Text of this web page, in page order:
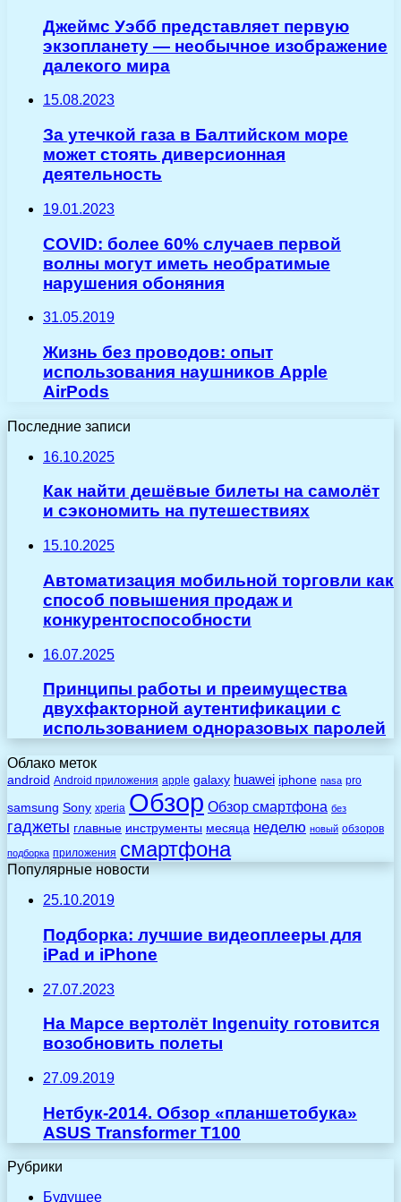
Джеймс Уэбб представляет первую
экзопланету — необычное изображение
далекого мира
15.08.2023
За утечкой газа в Балтийском море
может стоять диверсионная
деятельность
19.01.2023
COVID: более 60% случаев первой
волны могут иметь необратимые
нарушения обоняния
31.05.2019
Жизнь без проводов: опыт
использования наушников Apple
AirPods
Последние записи
16.10.2025
Как найти дешёвые билеты на самолёт
и сэкономить на путешествиях
15.10.2025
Автоматизация мобильной торговли как
способ повышения продаж и
конкурентоспособности
16.07.2025
Принципы работы и преимущества
двухфакторной аутентификации с
использованием одноразовых паролей
Облако меток
android Android приложения apple galaxy huawei iphone nasa pro
samsung Sony xperia Обзор Обзор смартфона без
гаджеты главные инструменты месяца неделю новый обзоров
подборка приложения смартфона
Популярные новости
25.10.2019
Подборка: лучшие видеоплееры для
iPad и iPhone
27.07.2023
На Марсе вертолёт Ingenuity готовится
возобновить полеты
27.09.2019
Нетбук-2014. Обзор «планшетобука»
ASUS Transformer T100
Рубрики
Будущее